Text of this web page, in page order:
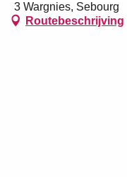
3 Wargnies, Sebourg
Routebeschrijving